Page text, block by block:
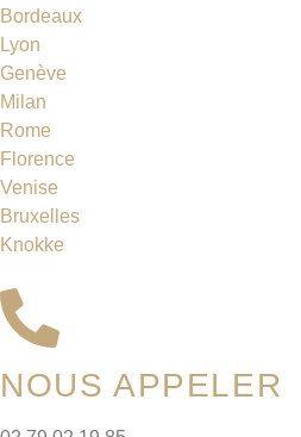
Bordeaux
Lyon
Genève
Milan
Rome
Florence
Venise
Bruxelles
Knokke
NOUS APPELER